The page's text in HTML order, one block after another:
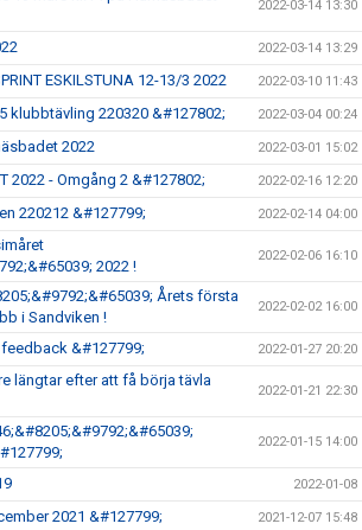
2022-03-14 13:30
2022-03-14 13:29
ESKILSTUNA 12-13/3 2022 2022-03-10 11:43
klubbtävling 220320 &#127802; 2022-03-04 00:24
2022 2022-03-01 15:02
2022 - Omgång 2 &#127802; 2022-02-16 12:20
220212 &#127799; 2022-02-14 04:00
2022 !
2022-02-06 16:10
Årets första
i Sandviken !
2022-02-02 16:00
&#127799; 2022-01-27 20:20
längtar efter att få börja tävla
2022-01-21 22:30
2022-01-15 14:00
2022-01-08
2021 &#127799; 2021-12-07 15:48